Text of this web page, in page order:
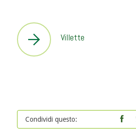
Villette
Condividi questo: